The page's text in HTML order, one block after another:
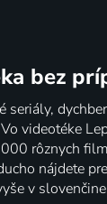
bez
seriály,
videotéke
rôznych
nájdete
v